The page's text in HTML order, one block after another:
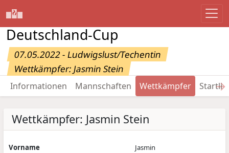
Deutschland-Cup
07.05.2022 - Ludwigslust/Techentin
Wettkämpfer: Jasmin Stein
Informationen Mannschaften Wettkämpfer →
Wettkämpfer: Jasmin Stein
Vorname
Jasmin